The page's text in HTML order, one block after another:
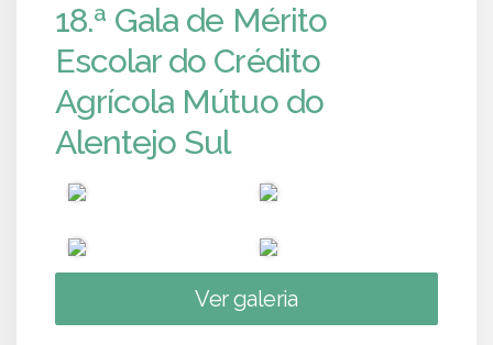
18.ª Gala de Mérito
Escolar do Crédito
Agrícola Mútuo do
Alentejo Sul
Ver galeria